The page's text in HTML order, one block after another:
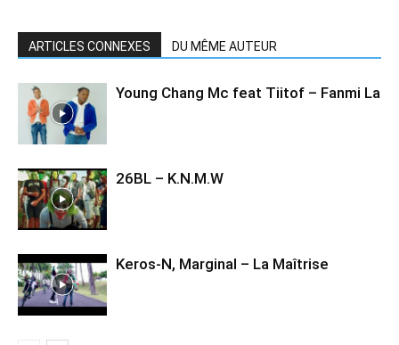
ARTICLES CONNEXES DU MÊME AUTEUR
Young Chang Mc feat Tiitof – Fanmi La
26BL – K.N.M.W
Keros-N, Marginal – La Maîtrise